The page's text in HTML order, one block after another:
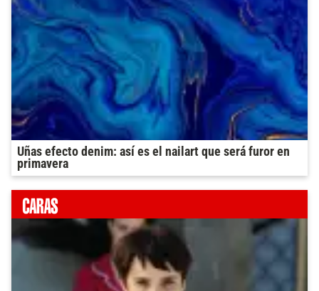
Uñas efecto denim: así es el nailart que será furor en
primavera